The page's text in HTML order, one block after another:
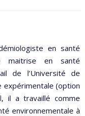
en santé
maitrise en santé
de l’Université de
expérimentale (option
il a travaillé comme
environnementale à